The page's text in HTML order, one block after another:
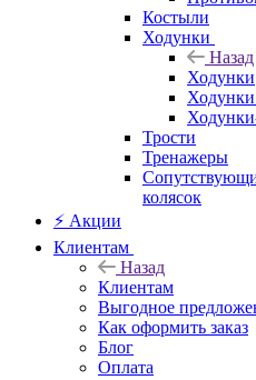
Костыли
Ходунки
Назад
Ходунки
Ходунки
Трости
Тренажеры
колясок
⚡ Акции
Клиентам
Назад
Клиентам
Выгодное
Как оформить заказ
Блог
Оплата